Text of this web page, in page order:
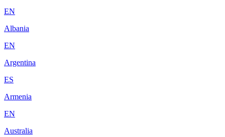
EN
Albania
EN
Argentina
ES
Armenia
EN
Australia